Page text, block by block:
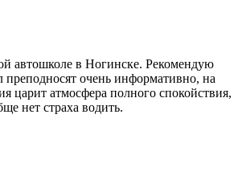
автошколе в Ногинске. Рекомендую
преподносят очень информативно, на
царит атмосфера полного спокойствия,
нет страха водить.